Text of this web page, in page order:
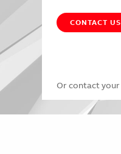
CONTACT US
Or contact your